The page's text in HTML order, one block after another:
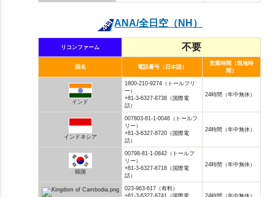
ANA/全日空（NH）
リコンファーム 不要
国名 電話番号（日本語）
営業時間（現地時
間）
インド
1800-210-9274（トールフリ
ー）
+81-3-6327-8738（国際電
話）
24時間（年中無休）
インドネシア
007803-81-1-0046（トールフ
リー）
+81-3-6327-8720（国際電
話）
24時間（年中無休）
韓国
00798-81-1-0842（トールフ
リー）
+81-3-6327-8718（国際電
話）
24時間（年中無休）
023-963-617（有料）